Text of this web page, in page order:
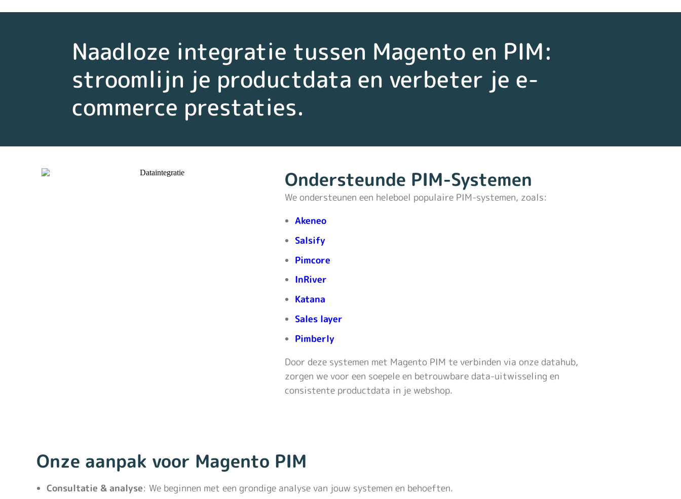
Naadloze integratie tussen Magento en PIM:
stroomlijn je productdata en verbeter je e-
commerce prestaties.
Ondersteunde PIM-Systemen
We ondersteunen een heleboel populaire PIM-systemen, zoals:
Akeneo
Salsify
Pimcore
InRiver
Katana
Sales layer
Pimberly
Door deze systemen met Magento PIM te verbinden via onze datahub,
zorgen we voor een soepele en betrouwbare data-uitwisseling en
consistente productdata in je webshop.
Onze aanpak voor Magento PIM
Consultatie & analyse: We beginnen met een grondige analyse van jouw systemen en behoeften.